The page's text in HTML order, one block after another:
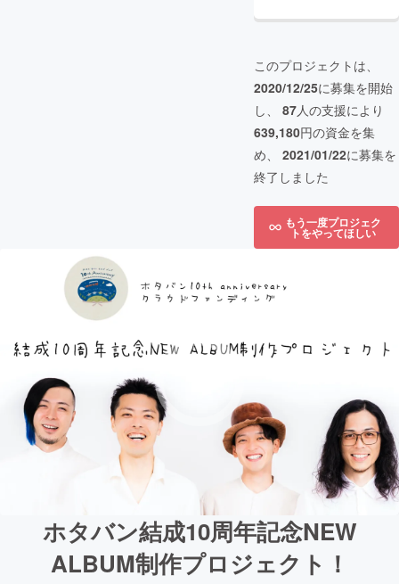
このプロジェクトは、
2020/12/25に募集を開始
し、 87人の支援により
639,180円の資金を集
め、 2021/01/22に募集を
終了しました
もう一度プロジェク
トをやってほしい
ホタバン結成10周年記念NEW
ALBUM制作プロジェクト！